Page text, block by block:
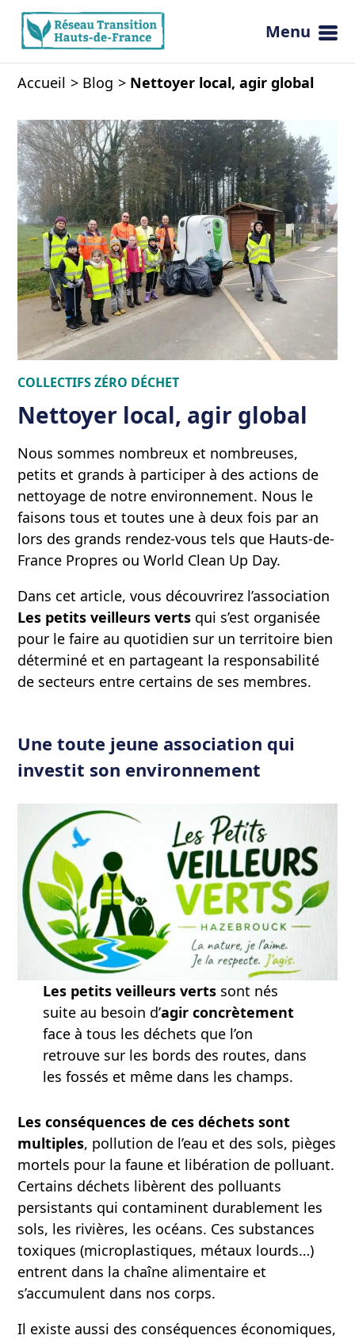
Ouvrir
Menu
Accueil Blog Nettoyer local, agir global
COLLECTIFSZÉRO DÉCHET
Nettoyer local, agir global
Nous sommes nombreux et nombreuses,
petits et grands à participer à des actions de
nettoyage de notre environnement. Nous le
faisons tous et toutes une à deux fois par an
lors des grands rendez-vous tels que Hauts-de-
France Propres ou World Clean Up Day.
Dans cet article, vous découvrirez l’association
Les petits veilleurs verts qui s’est organisée
pour le faire au quotidien sur un territoire bien
déterminé et en partageant la responsabilité
de secteurs entre certains de ses membres.
Une toute jeune association qui
investit son environnement
Les petits veilleurs verts sont nés
suite au besoin d’agir concrètement
face à tous les déchets que l’on
retrouve sur les bords des routes, dans
les fossés et même dans les champs.
Les conséquences de ces déchets sont
multiples, pollution de l’eau et des sols, pièges
mortels pour la faune et libération de polluant.
Certains déchets libèrent des polluants
persistants qui contaminent durablement les
sols, les rivières, les océans. Ces substances
toxiques (microplastiques, métaux lourds…)
entrent dans la chaîne alimentaire et
s’accumulent dans nos corps.
Il existe aussi des conséquences économiques,